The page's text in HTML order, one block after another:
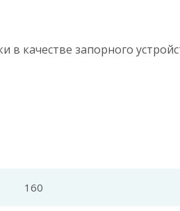
в качестве запорного
160